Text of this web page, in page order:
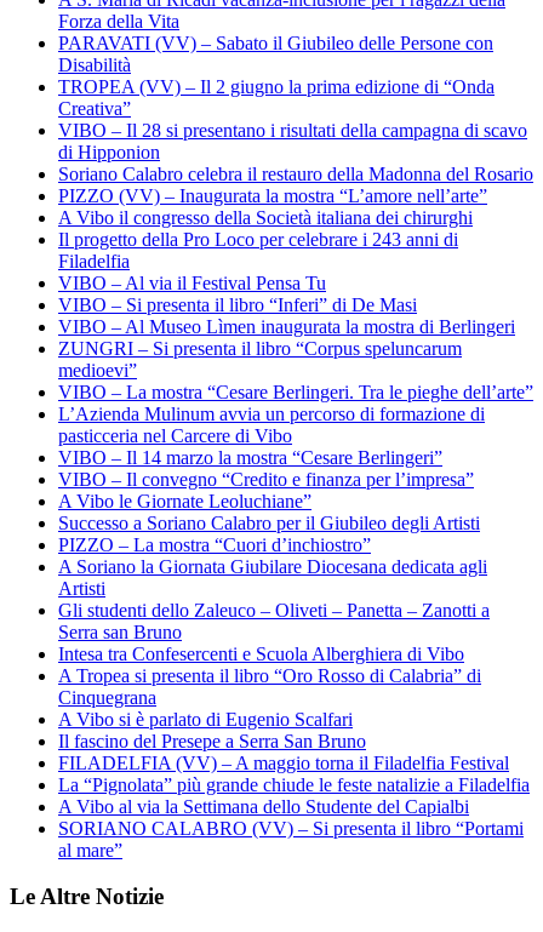
Forza della Vita
PARAVATI (VV) – Sabato il Giubileo delle Persone con
Disabilità
TROPEA (VV) – Il 2 giugno la prima edizione di “Onda
Creativa”
VIBO – Il 28 si presentano i risultati della campagna di scavo
di Hipponion
Soriano Calabro celebra il restauro della Madonna del Rosario
PIZZO (VV) – Inaugurata la mostra “L’amore nell’arte”
A Vibo il congresso della Società italiana dei chirurghi
Il progetto della Pro Loco per celebrare i 243 anni di
Filadelfia
VIBO – Al via il Festival Pensa Tu
VIBO – Si presenta il libro “Inferi” di De Masi
VIBO – Al Museo Lìmen inaugurata la mostra di Berlingeri
ZUNGRI – Si presenta il libro “Corpus speluncarum
medioevi”
VIBO – La mostra “Cesare Berlingeri. Tra le pieghe dell’arte”
L’Azienda Mulinum avvia un percorso di formazione di
pasticceria nel Carcere di Vibo
VIBO – Il 14 marzo la mostra “Cesare Berlingeri”
VIBO – Il convegno “Credito e finanza per l’impresa”
A Vibo le Giornate Leoluchiane”
Successo a Soriano Calabro per il Giubileo degli Artisti
PIZZO – La mostra “Cuori d’inchiostro”
A Soriano la Giornata Giubilare Diocesana dedicata agli
Artisti
Gli studenti dello Zaleuco – Oliveti – Panetta – Zanotti a
Serra san Bruno
Intesa tra Confesercenti e Scuola Alberghiera di Vibo
A Tropea si presenta il libro “Oro Rosso di Calabria” di
Cinquegrana
A Vibo si è parlato di Eugenio Scalfari
Il fascino del Presepe a Serra San Bruno
FILADELFIA (VV) – A maggio torna il Filadelfia Festival
La “Pignolata” più grande chiude le feste natalizie a Filadelfia
A Vibo al via la Settimana dello Studente del Capialbi
SORIANO CALABRO (VV) – Si presenta il libro “Portami
al mare”
Le Altre Notizie